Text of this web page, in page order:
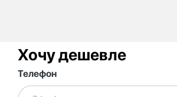
Хочу дешевле
Телефон